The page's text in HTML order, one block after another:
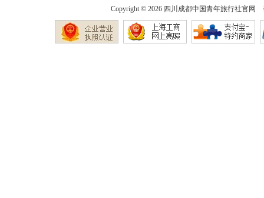
Copyright © 2026 四川成都中国青年旅行社官网